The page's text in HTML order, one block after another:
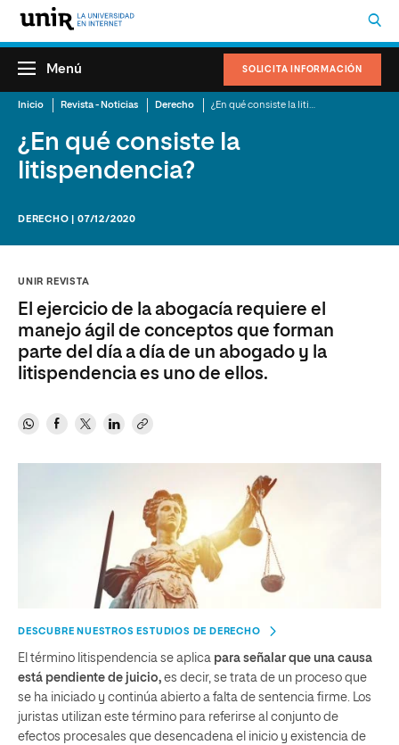
SOLICITA INFORMACIÓN
Menú
Inicio Revista - Noticias Derecho
¿En qué consiste la
litispendencia?
DERECHO | 07/12/2020
UNIR REVISTA
El ejercicio de la abogacía requiere el
manejo ágil de conceptos que forman
parte del día a día de un abogado y la
litispendencia es uno de ellos.
DESCUBRE NUESTROS ESTUDIOS DE DERECHO
El término litispendencia se aplica para señalar que una causa
está pendiente de juicio, es decir, se trata de un proceso que
se ha iniciado y continúa abierto a falta de sentencia firme. Los
juristas utilizan este término para referirse al conjunto de
efectos procesales que desencadena el inicio y existencia de